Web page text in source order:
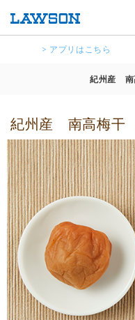
> アプリはこちら
紀州産 南
紀州産 南高梅干